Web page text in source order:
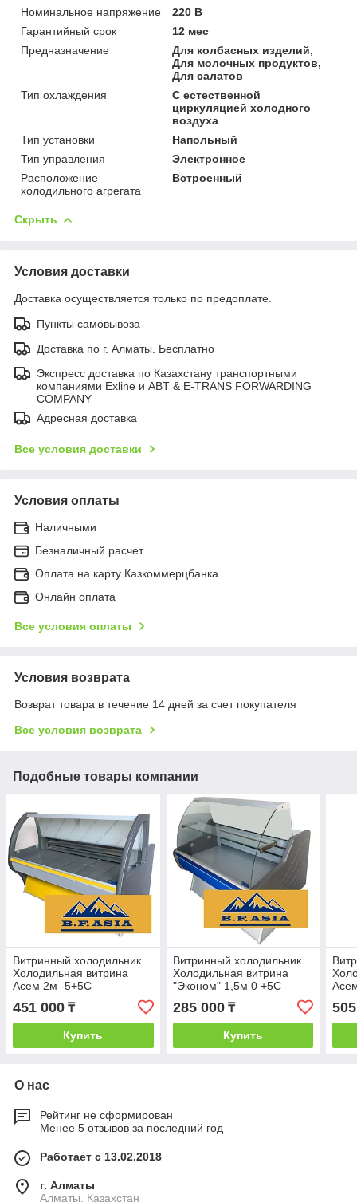
Номинальное напряжение
220 В
Гарантийный срок
12 мес
Предназначение
Для колбасных изделий,
Для молочных продуктов,
Для салатов
Тип охлаждения
С естественной
циркуляцией холодного
воздуха
Тип установки
Напольный
Тип управления
Электронное
Расположение
холодильного агрегата
Встроенный
Скрыть
Условия доставки
Доставка осуществляется только по предоплате.
Пункты самовывоза
Доставка по г. Алматы. Бесплатно
Экспресс доставка по Казахстану транспортными
компаниями Exline и ABT & E-TRANS FORWARDING
COMPANY
Адресная доставка
Все условия доставки
Условия оплаты
Наличными
Безналичный расчет
Оплата на карту Казкоммерцбанка
Онлайн оплата
Все условия оплаты
Условия возврата
Возврат товара в течение 14 дней за счет покупателя
Все условия возврата
Подобные товары компании
Витринный холодильник
Холодильная витрина
Асем 2м -5+5С
451 000 ₸
Купить
Витринный холодильник
Холодильная витрина
"Эконом" 1,5м 0 +5С
285 000₸
Купить
О нас
Рейтинг не сформирован
Менее 5 отзывов за последний год
Работает с 13.02.2018
г. Алматы
Алматы, Казахстан